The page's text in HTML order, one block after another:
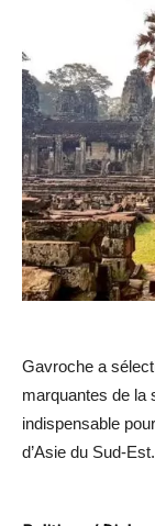
Gavroche a
marquantes de la
indispensable
d’Asie du Sud-Est.